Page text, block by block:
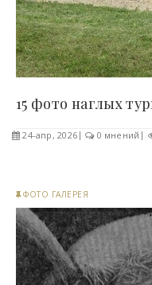
24-апр, 2026 0 мнений
ФОТО ГАЛЕРЕЯ